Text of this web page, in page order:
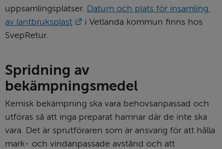
uppsamlingsplatser. Datum och plats för insamling
av lantbruksplast
Länk till annan webbplats.
i Vetlanda kommun finns hos
SvepRetur.
Spridning av
bekämpningsmedel
Kemisk bekämpning ska vara behovs­anpassad och
utföras så att inga preparat hamnar där de inte ska
vara. Det är sprutföraren som är ansvarig för att hålla
mark- och vindanpassade avstånd och att